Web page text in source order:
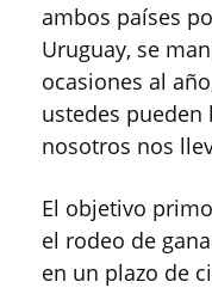
ambos países
Uruguay, se
ocasiones al
ustedes pueden
nosotros nos
El objetivo
el rodeo de
en un plazo de